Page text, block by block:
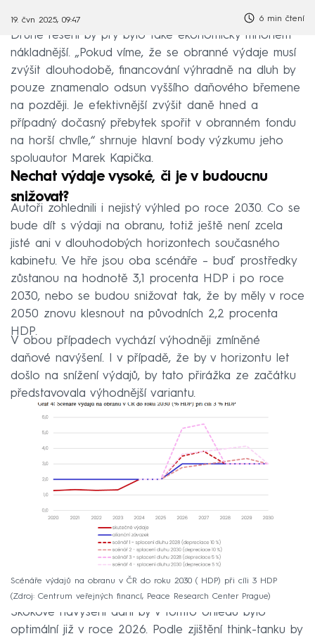
19. čvn 2025, 09:47 6 min čtení
Druhé řešení by prý bylo také ekonomicky mnohem
nákladnější. „Pokud víme, že se obranné výdaje musí
zvýšit dlouhodobě, financování výhradně na dluh by
pouze znamenalo odsun vyššího daňového břemene
na později. Je efektivnější zvýšit daně hned a
případný dočasný přebytek spořit v obranném fondu
na horší chvíle,“ shrnuje hlavní body výzkumu jeho
spoluautor Marek Kapička.
Nechat výdaje vysoké, či je v budoucnu
snižovat?
Autoři zohlednili i nejistý výhled po roce 2030. Co se
bude dít s výdaji na obranu, totiž ještě není zcela
jisté ani v dlouhodobých horizontech současného
kabinetu. Ve hře jsou oba scénáře – buď prostředky
zůstanou na hodnotě 3,1 procenta HDP i po roce
2030, nebo se budou snižovat tak, že by měly v roce
2050 znovu klesnout na původních 2,2 procenta
HDP.
V obou případech vychází výhodněji zmíněné
daňové navýšení. I v případě, že by v horizontu let
došlo na snížení výdajů, by tato přirážka ze začátku
představovala výhodnější variantu.
Scénáře výdajů na obranu v ČR do roku 2030 ( HDP) při cíli 3 HDP
Zdroj: Centrum veřejných financí, Peace Research Center Prague
Skokové navýšení daní by v tomto ohledu bylo
optimální již v roce 2026. Podle zjištění think-tanku by